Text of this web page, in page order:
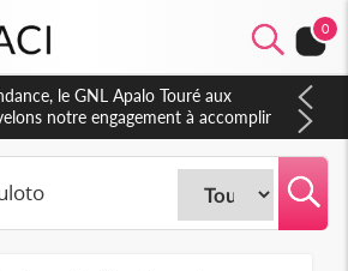
0
de réforme constitutionnelle en
amendements, un exclu d'avance